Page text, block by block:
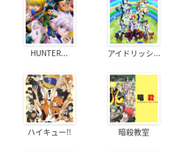
HUNTER... アイドリッシ...
ハイキュー!! 暗殺教室